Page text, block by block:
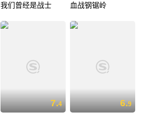
我们曾经是战士 血战钢锯岭
7.4 6.9